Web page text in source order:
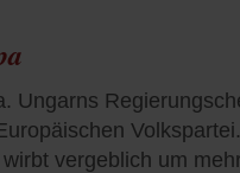
Ungarns
Volkspartei.
vergeblich um